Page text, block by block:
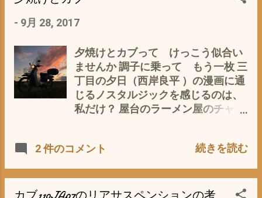
んだ色がず〜っつと続くのですか
軽にカラーチェンジできるとした
ら、どうでしょう。 ところが カブ
Ja07ならできるのです。 カブ
110JA07カウル一式 と言いますの
も、このカブ 従来のカブと違い、
バイクは、ほとんどそうですが^^;
たのです カブの歴史上 このJA07
系が初の快挙(*_*) なので、カウルを
いる姿 なんか、がんばってるな〜
と元気になるのです。 ゴッホさん
も この黄色で描きながら 孤独な
自分をはげましていたんじゃないか
と 残念ながら我が愛車カブ
110JA07 にはこの黄色（ホンダで
入っていないのですが、 是非 いつ
れ、乗って見たいと思うのです。 追
伸 スーパーカブ110JA07 プラズマ
- 9月 28, 2017
夕焼けとカブって けっこう似合い
ませんか 調子に乗って もう一枚 三
丁目の夕日（西岸良平 ）の漫画に通
じるノスタルジックを感じるのは、
私だけ？ 屋台のラーメン屋のチャル
ルジック そのもの 戦後復興の時代を
う、 カブの存在そものが 昭和 なん
じゃないかと （私は昭和生まれのオ
2 件のコメント 続きを読む